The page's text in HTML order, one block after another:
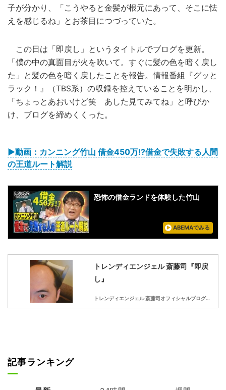
子が分かり、「こうやると金髪が根元にあって、そこに怯
えを感じるね」とお茶目につづっていた。
この日は「即戻し」というタイトルでブログを更新。
「僕の中の真面目が火を吹いて。すぐに髪の色を暗く戻し
た」と髪の色を暗く戻したことを報告。情報番組『グッと
ラック！』（TBS系）の収録を控えていることを明かし、
「ちょっとあおいけど笑 あした見てみてね」と呼びか
け、ブログを締めくくった。
▶動画：カンニング竹山 借金450万!?借金で失敗する人間
の王道ルート解説
恐怖の借金ランドを体験した竹山
ABEMAでみる
トレンディエンジェル 斎藤司『即戻
し』
トレンディエンジェル 斎藤司オフィシャルブログ「頭の髪が抜けるまで、、、」Powered by Ameba
記事ランキング